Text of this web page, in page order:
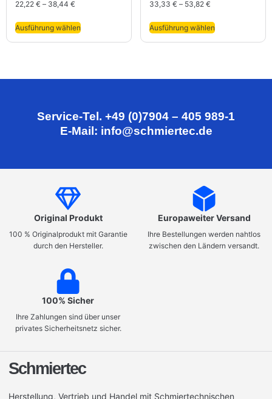
22,22 € – 38,44 €
Ausführung wählen
33,33 € – 53,82 €
Ausführung wählen
Service-Tel. +49 (0)7904 – 405 989-1
E-Mail: info@schmiertec.de
Original Produkt
100 % Originalprodukt mit Garantie
durch den Hersteller.
Europaweiter Versand
Ihre Bestellungen werden nahtlos
zwischen den Ländern versandt.
100% Sicher
Ihre Zahlungen sind über unser
privates Sicherheitsnetz sicher.
Schmiertec
Herstellung, Vertrieb und Handel mit Schmiertechnischen